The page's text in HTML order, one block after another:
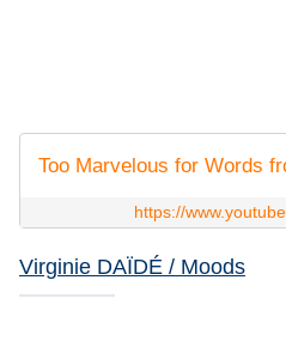
https://
Virginie DAÏDÉ / Moods